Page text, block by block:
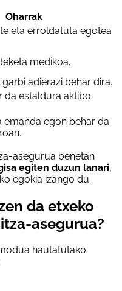
Oharrak
eta erroldatuta egotea
medikoa.
adierazi behar dira.
da estaldura aktibo
emanda egon behar da
asegurua benetan
egiten duzun lanari,
egokia izango du.
da etxeko
asegurua?
hautatutako